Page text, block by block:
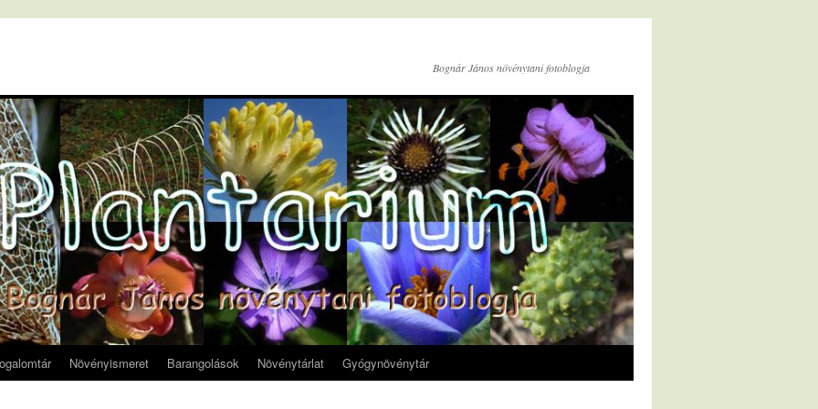
Bognár János növénytani fotoblogja
Növényismeret Barangolások Növénytárlat Gyógynövénytár